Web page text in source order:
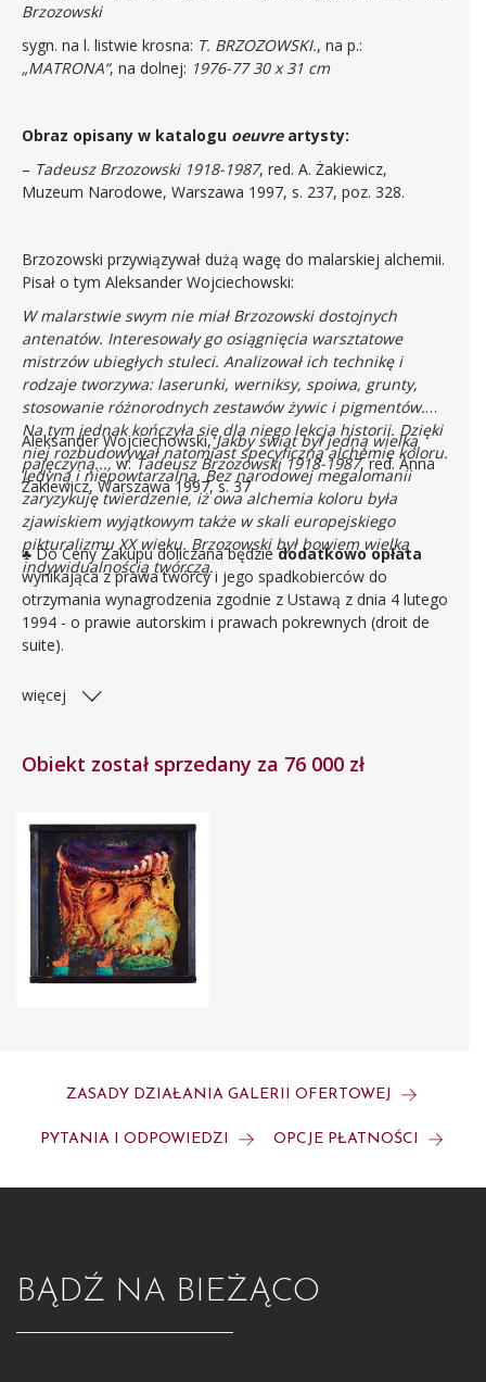
Brzozowski
sygn. na l. listwie krosna: T. BRZOZOWSKI., na p.:
„MATRONA“, na dolnej: 1976-77 30 x 31 cm
Obraz opisany w katalogu oeuvreartysty:
– Tadeusz Brzozowski 1918-1987, red. A. Żakiewicz,
Muzeum Narodowe, Warszawa 1997, s. 237, poz. 328.
Brzozowski przywiązywał dużą wagę do malarskiej alchemii.
Pisał o tym Aleksander Wojciechowski:
W malarstwie swym nie miał Brzozowski dostojnych
antenatów. Interesowały go osiągnięcia warsztatowe
mistrzów ubiegłych stuleci. Analizował ich technikę i
rodzaje tworzywa: laserunki, werniksy, spoiwa, grunty,
stosowanie różnorodnych zestawów żywic i pigmentów.
Na tym jednak kończyła się dla niego lekcja historii. Dzięki
niej rozbudowywał natomiast specyficzną alchemię koloru.
Jedyną i niepowtarzalną. Bez narodowej megalomanii
zaryzykuję twierdzenie, iż owa alchemia koloru była
zjawiskiem wyjątkowym także w skali europejskiego
pikturalizmu XX wieku. Brzozowski był bowiem wielką
indywidualnością twórczą.
Aleksander Wojciechowski,Jakby świat był jedną wielką
pajęczyną...,w:Tadeusz Brzozowski 1918-1987, red. Anna
Żakiewicz, Warszawa 1997, s. 37
♣Do Ceny Zakupu doliczana będziedodatkowo opłata
wynikająca z prawa twórcy i jego spadkobierców do
otrzymania wynagrodzenia zgodnie z Ustawą z dnia 4 lutego
1994 - o prawie autorskim i prawach pokrewnych (droit de
suite).
więcej
Obiekt został sprzedany za 76 000 zł
ZASADY DZIAŁANIA GALERII OFERTOWEJ
PYTANIA I ODPOWIEDZI OPCJE PŁATNOŚCI
BĄDŹ NA BIEŻĄCO